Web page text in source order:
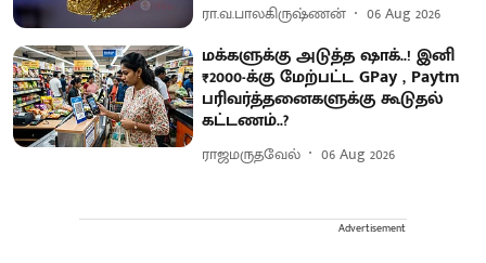
ரா.வ.பாலகிருஷ்ணன் 06 Aug 2026
மக்களுக்கு அடுத்த ஷாக்..! இனி
₹2000-க்கு மேற்பட்ட GPay , Paytm
பரிவர்த்தனைகளுக்கு கூடுதல்
கட்டணம்..?
ராஜமருதவேல் 06 Aug 2026
Advertisement